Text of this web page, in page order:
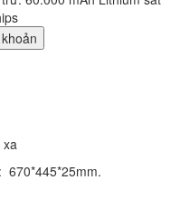
6300U .( TH6)- 4G-128G-
-6200U.( TH6).-8G-256G-14'
-6200U.( TH6).-4G-120G-14'
670*445*25mm.